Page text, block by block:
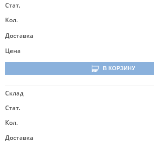
Стат.
Кол.
Доставка
Цена
В КОРЗИНУ
Склад
Стат.
Кол.
Доставка